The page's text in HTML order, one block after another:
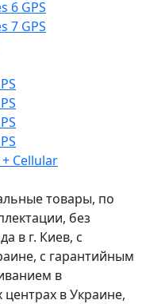
6 GPS
7 GPS
Cellular
товары, по
без
в г. Киев, с
с гарантийным
в
в Украине,